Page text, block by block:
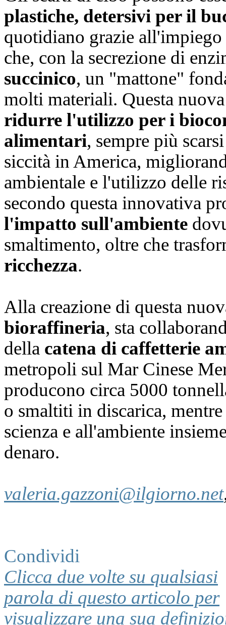
plastiche, detersivi per il
quotidiano grazie
che, con la secrezione di
succinico, un "mattone"
molti materiali. Questa
ridurre l'utilizzo per i
alimentari, sempre più
siccità in America,
ambientale e l'utilizzo delle
secondo questa innovativa
l'impatto sull'ambiente
smaltimento, oltre che
ricchezza.
Alla creazione di questa
bioraffineria, sta
della catena di caffetterie
metropoli sul Mar Cinese
producono circa 5000
o smaltiti in discarica,
scienza e all'ambiente
denaro.
valeria.gazzoni@ilgiorno.net
Condividi
Clicca due volte su qualsiasi
parola di questo articolo per
visualizzare una sua